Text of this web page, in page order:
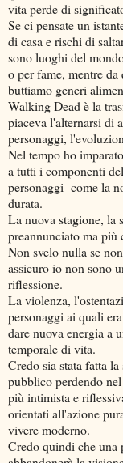
vita perde di
Se ci pensate un
di casa e rischi di
sono luoghi del
o per fame, mentre
buttiamo generi
Walking Dead è la
piaceva l'alternarsi di
personaggi,
Nel tempo ho
a tutti i componenti
personaggi come la
durata.
La nuova stagione, la
preannunciato ma più
Non svelo nulla se
assicuro io non sono
riflessione.
La violenza,
personaggi ai quali
dare nuova energia a
temporale di vita.
Credo sia stata fatta
pubblico perdendo
più intimista e
orientati all'azione
vivere moderno.
Credo quindi che una